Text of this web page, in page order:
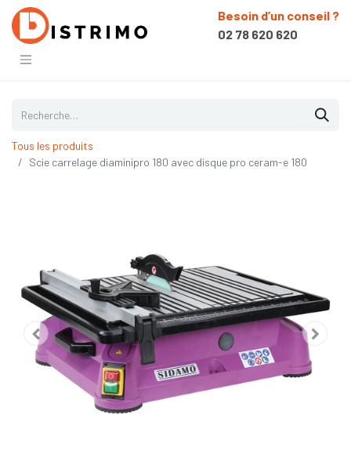
Besoin d’un conseil ?
02 78 620 620
Tous les produits
Scie carrelage diaminipro 180 avec disque pro ceram-e 180